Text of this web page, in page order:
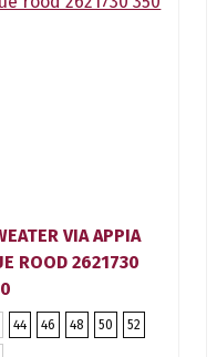
VIA APPIA
ROOD 2621730
44 46 48 50 52